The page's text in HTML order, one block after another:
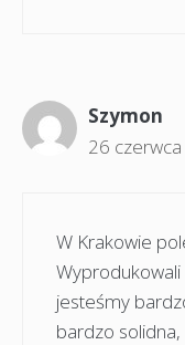
Szymon
26
W Krakowie
jesteśmy
bardzo